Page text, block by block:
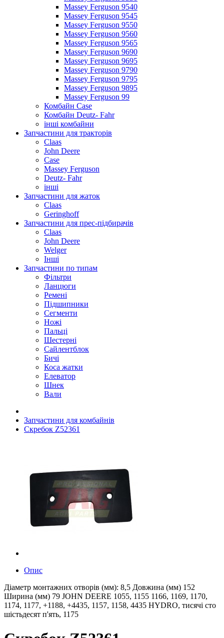
Massey Ferguson 9540
Massey Ferguson 9545
Massey Ferguson 9550
Massey Ferguson 9560
Massey Ferguson 9565
Massey Ferguson 9690
Massey Ferguson 9695
Massey Ferguson 9790
Massey Ferguson 9795
Massey Ferguson 9895
Massey Ferguson 99
Комбайн Case
Комбайн Deutz- Fahr
інші комбайни
Запчастини для тракторів
Claas
John Deere
Case
Massey Ferguson
Deutz- Fahr
інші
Запчастини для жаток
Claas
Geringhoff
Запчастини для прес-підбирачів
Claas
John Deere
Welger
Інші
Запчастини по типам
Фільтри
Ланцюги
Ремені
Підшипники
Сегменти
Ножі
Пальці
Шестерні
Сайлентблок
Бичі
Коса жатки
Елеватор
Шнек
Вали
Запчастини для комбайнів
Скребок Z52361
Опис
Діаметр монтажних отворів (мм): 8,5 Довжина (мм) 152
Ширина (мм) 79 JOHN DEERE 1055, 1155 1166, 1169, 1170,
1174, 1177, +1188, +4435, 1157, 1158, 4435 HYDRO, тисячі сто
шістьдесят п'ять, 1175